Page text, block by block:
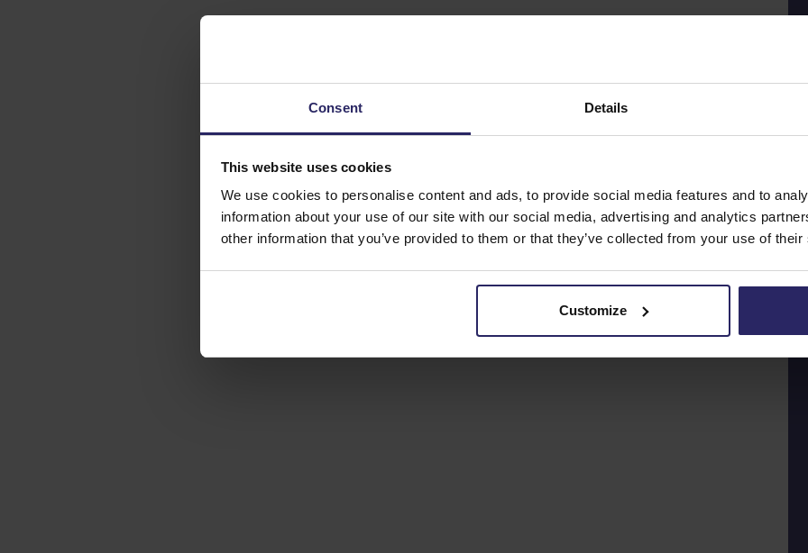
Consent Details
This website uses cookies
We use cookies to personalise content and ads, to provide social media features and to
information about your use of our site with our social media, advertising and analytics
other information that you’ve provided to them or that they’ve collected from your use of
Customize